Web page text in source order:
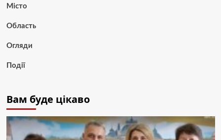
Місто
Область
Огляди
Події
Вам буде цікаво